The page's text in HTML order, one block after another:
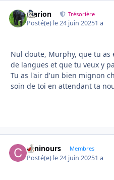
Marion Trésorière
Posté(e) le 24 juin 20251 a
Nul doute, Murphy, que tu
de langues et que tu veux y
Tu as l'air d'un bien mignon
soin de toi en attendant ta
caninours Membres
Posté(e) le 24 juin 20251 a